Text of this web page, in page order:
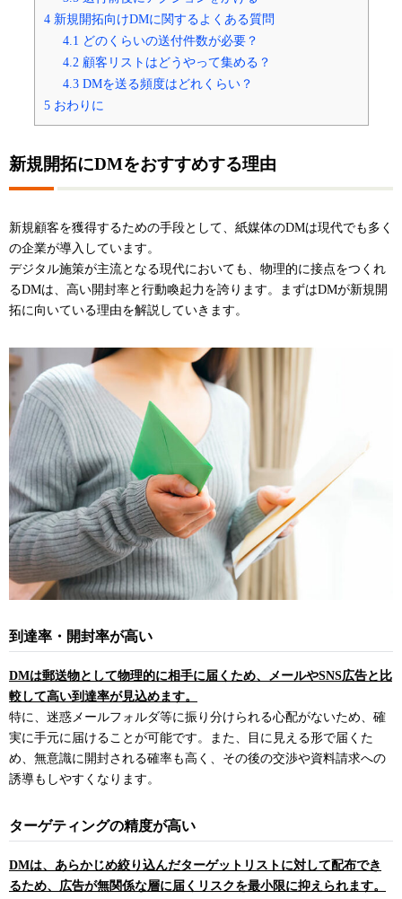
4新規開拓向けDMに関するよくある質問
4.1 どのくらいの送付件数が必要？
4.2 顧客リストはどうやって集める？
4.3DMを送る頻度はどれくらい？
5おわりに
新規開拓にDMをおすすめする理由
新規顧客を獲得するための手段として、紙媒体のDMは現代でも多く
の企業が導入しています。
デジタル施策が主流となる現代においても、物理的に接点をつくれ
るDMは、高い開封率と行動喚起力を誇ります。まずはDMが新規開
拓に向いている理由を解説していきます。
到達率・開封率が高い
DMは郵送物として物理的に相手に届くため、メールやSNS広告と比
較して高い到達率が見込めます。
特に、迷惑メールフォルダ等に振り分けられる心配がないため、確
実に手元に届けることが可能です。また、目に見える形で届くた
め、無意識に開封される確率も高く、その後の交渉や資料請求への
誘導もしやすくなります。
ターゲティングの精度が高い
DMは、あらかじめ絞り込んだターゲットリストに対して配布でき
るため、広告が無関係な層に届くリスクを最小限に抑えられます。